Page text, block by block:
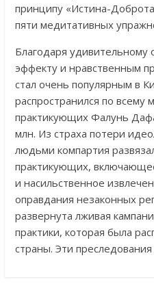
принципу «Истина-
пяти медитативных
Благодаря удивительному
эффекту и нравственным
стал очень популярным в
распространился по всему
практикующих Фалунь
млн. Из страха потери
людьми компартия
практикующих,
и насильственное
оправдания незаконных
развернута лживая
практики, которая была
страны. Эти